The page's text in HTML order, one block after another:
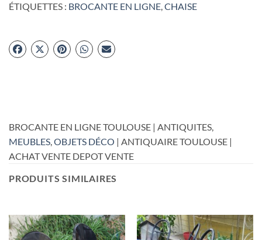
ÉTIQUETTES : BROCANTE EN LIGNE,CHAISE
BROCANTE EN LIGNE TOULOUSE | ANTIQUITES,
MEUBLES,OBJETS DÉCO | ANTIQUAIRE TOULOUSE |
ACHAT VENTE DEPOT VENTE
PRODUITS SIMILAIRES